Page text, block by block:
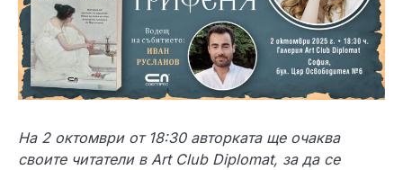
На 2 октомври от 18:30 авторката ще очаква
своите читатели в Art Club Diplomat, за да се